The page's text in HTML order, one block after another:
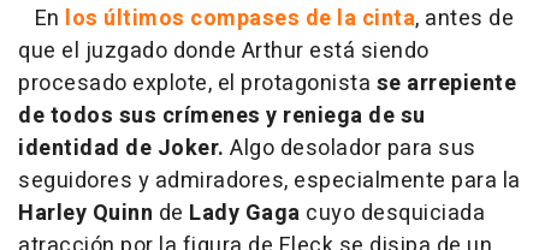
En los últimos compases de la cinta, antes de
que el juzgado donde Arthur está siendo
procesado explote, el protagonista se arrepiente
de todos sus crímenes y reniega de su
identidad de Joker. Algo desolador para sus
seguidores y admiradores, especialmente para la
Harley Quinn de Lady Gaga cuyo desquiciada